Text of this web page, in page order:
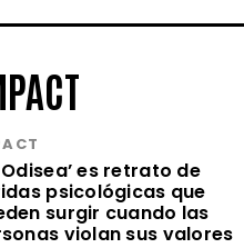
Odisea’ es retrato de
psicológicas que
surgir cuando las
violan sus valores